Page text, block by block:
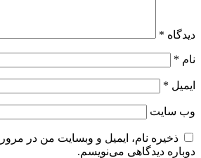
دیدگاه *
نام *
ایمیل *
وب‌ سایت
ذخیره نام، ایمیل و وبسایت من در
دوباره دیدگاهی می‌نویسم.